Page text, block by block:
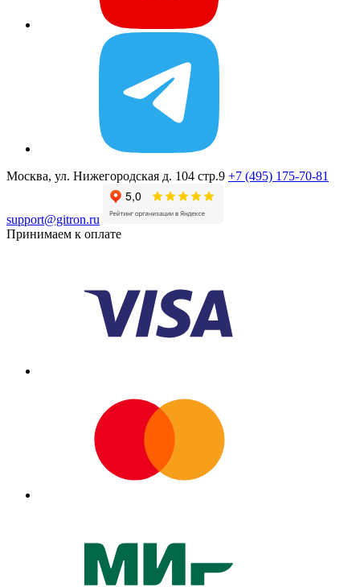
Москва, ул. Нижегородская д. 104 стр.9 +7 (495) 175-70-81
support@gitron.ru
Принимаем к оплате